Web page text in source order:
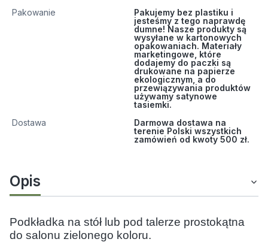
Pakowanie
Pakujemy bez plastiku i
jesteśmy z tego naprawdę
dumne! Nasze produkty są
wysyłane w kartonowych
opakowaniach. Materiały
marketingowe, które
dodajemy do paczki są
drukowane na papierze
ekologicznym, a do
przewiązywania produktów
używamy satynowe
tasiemki.
Dostawa
Darmowa dostawa na
terenie Polski wszystkich
zamówień od kwoty 500 zł.
Opis
Podkładka na stół lub pod talerze prostokątna
do salonu zielonego koloru.